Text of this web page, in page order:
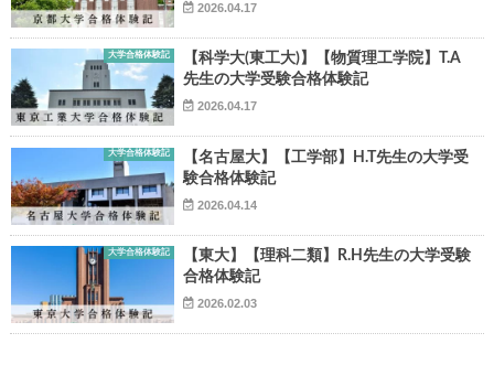
2026.04.17
大学合格体験記
【科学大(東工大)】【物質理工学院】T.A
先生の大学受験合格体験記
2026.04.17
大学合格体験記
【名古屋大】【工学部】H.T先生の大学受
験合格体験記
2026.04.14
大学合格体験記
【東大】【理科二類】R.H先生の大学受験
合格体験記
2026.02.03